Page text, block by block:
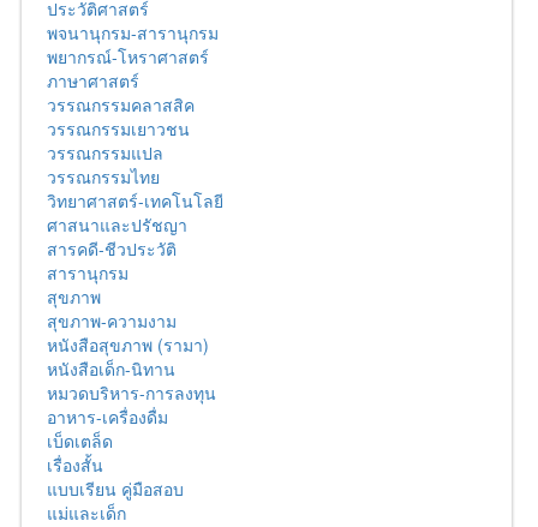
ประวัติศาสตร์
พจนานุกรม-สารานุกรม
พยากรณ์-โหราศาสตร์
ภาษาศาสตร์
วรรณกรรมคลาสสิค
วรรณกรรมเยาวชน
วรรณกรรมแปล
วรรณกรรมไทย
วิทยาศาสตร์-เทคโนโลยี
ศาสนาและปรัชญา
สารคดี-ชีวประวัติ
สารานุกรม
สุขภาพ
สุขภาพ-ความงาม
หนังสือสุขภาพ (รามา)
หนังสือเด็ก-นิทาน
หมวดบริหาร-การลงทุน
อาหาร-เครื่องดื่ม
เบ็ดเตล็ด
เรื่องสั้น
แบบเรียน คู่มือสอบ
แม่และเด็ก